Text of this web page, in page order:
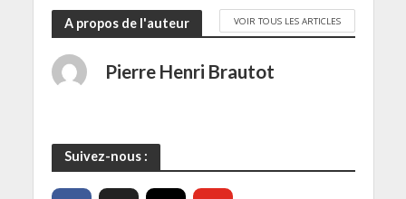
A propos de l'auteur VOIR TOUS LES ARTICLES
Pierre Henri Brautot
Suivez-nous :